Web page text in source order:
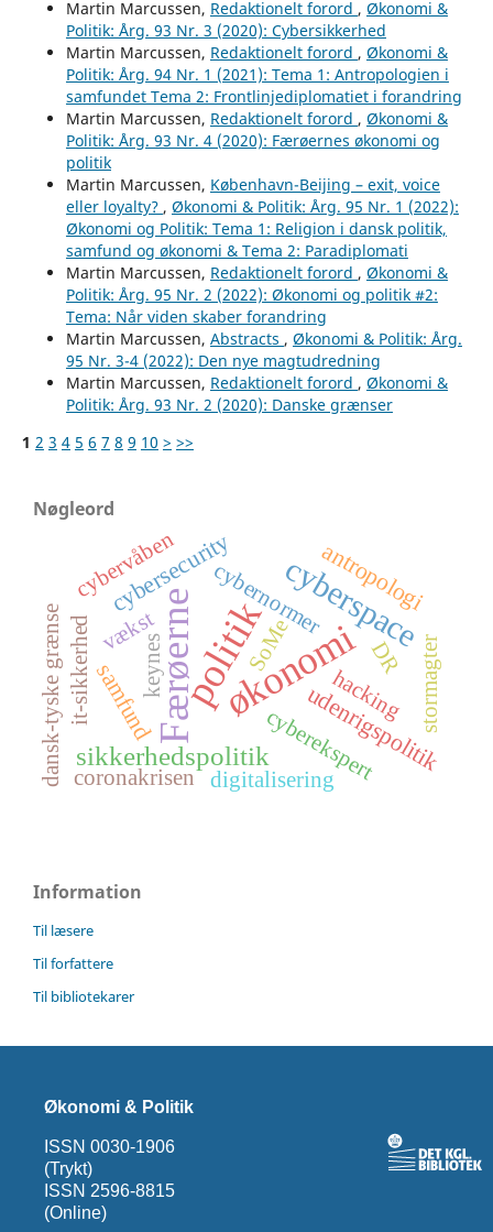
Martin Marcussen, Redaktionelt forord , Økonomi &
Politik: Årg. 93 Nr. 3 (2020): Cybersikkerhed
Martin Marcussen, Redaktionelt forord , Økonomi &
Politik: Årg. 94 Nr. 1 (2021): Tema 1: Antropologien i
samfundet Tema 2: Frontlinjediplomatiet i forandring
Martin Marcussen, Redaktionelt forord , Økonomi &
Politik: Årg. 93 Nr. 4 (2020): Færøernes økonomi og
politik
Martin Marcussen, København-Beijing – exit, voice
eller loyalty? , Økonomi & Politik: Årg. 95 Nr. 1 (2022):
Økonomi og Politik: Tema 1: Religion i dansk politik,
samfund og økonomi & Tema 2: Paradiplomati
Martin Marcussen, Redaktionelt forord , Økonomi &
Politik: Årg. 95 Nr. 2 (2022): Økonomi og politik #2:
Tema: Når viden skaber forandring
Martin Marcussen, Abstracts , Økonomi & Politik: Årg.
95 Nr. 3-4 (2022): Den nye magtudredning
Martin Marcussen, Redaktionelt forord , Økonomi &
Politik: Årg. 93 Nr. 2 (2020): Danske grænser
1 2 3 4 5 6 7 8 9 10 > >>
Nøgleord
Færøernepolitik
økonomi
cyberspace
sikkerhedspolitik udenrigspolitik
samfund
cybersecurity antropologi
digitalisering
cybernormer
it-sikkerhed
dansk-tyske grænse cyberekspert
cybervåben
hacking
keynes SoMe
vækst
stormagter
DR
coronakrisen
Information
Til læsere
Til forfattere
Til bibliotekarer
Økonomi & Politik
ISSN 0030-1906
(Trykt)
ISSN 2596-8815
(Online)